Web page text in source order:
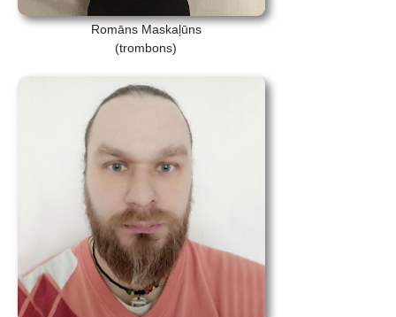
Romāns Maskaļūns
(trombons)